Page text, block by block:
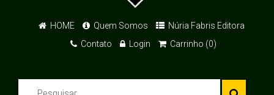
HOME Quem Somos
Núria Fabris Editora
Contato
Login Carrinho (0)